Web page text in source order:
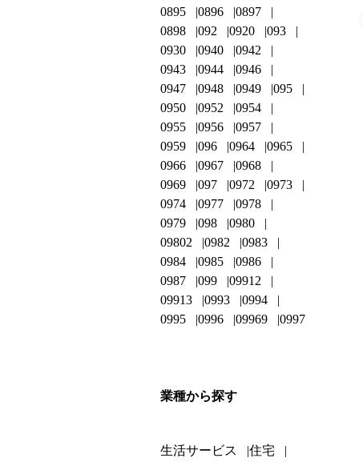
0895
0896
0897
0898
092 0920
093
0930
0940
0942
0943
0944
0946
0947
0948 0949
095
0950
0952
0954
0955
0956
0957
0959
096 0964
0965
0966
0967
0968
0969
097 0972
0973
0974
0977
0978
0979
098
0980
09802
0982
0983
0984
0985
0986
0987
099
09912
09913
0993
0994
0995
0996 09969 0997
業種から探す
生活サービス 住宅